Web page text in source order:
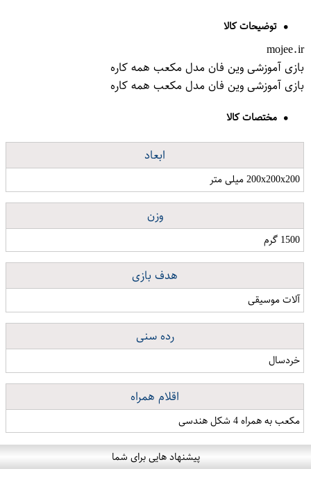
توضیحات کالا
mojee.ir
بازی آموزشی وین فان مدل مکعب همه کاره
بازی آموزشی وین فان مدل مکعب همه کاره
مختصات کالا
ابعاد
200x200x200 میلی متر
وزن
1500 گرم
هدف بازی
آلات موسیقی
رده سنی
خردسال
اقلام همراه
مکعب به همراه 4 شکل هندسی
پیشنهاد هایی برای شما